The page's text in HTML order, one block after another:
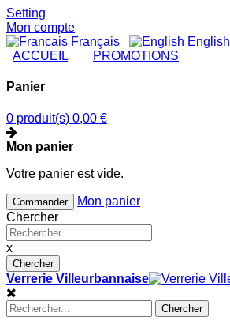
Setting
Mon compte
Français
English
ACCUEIL
PROMOTIONS
Panier
0 produit(s) 0,00 €
Mon panier
Votre panier est vide.
Commander
Mon panier
Chercher
x
Chercher
Verrerie Villeurbannaise
Chercher